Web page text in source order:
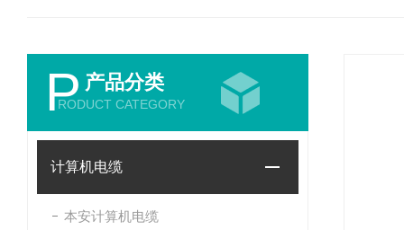
P 产品分类
RODUCT CATEGORY
计算机电缆
本安计算机电缆